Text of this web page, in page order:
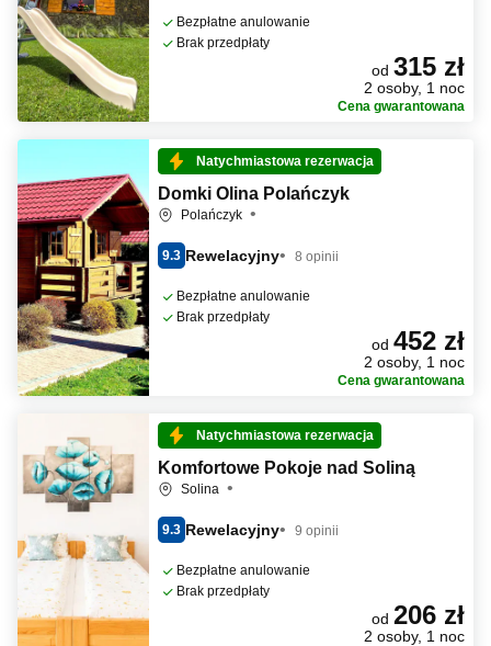
Bezpłatne anulowanie
Brak przedpłaty
od 315 zł
2 osoby, 1 noc
Cena gwarantowana
Natychmiastowa rezerwacja
Domki Olina Polańczyk
Polańczyk
9.3 Rewelacyjny 8 opinii
Bezpłatne anulowanie
Brak przedpłaty
od 452 zł
2 osoby, 1 noc
Cena gwarantowana
Natychmiastowa rezerwacja
Komfortowe Pokoje nad Soliną
Solina
9.3 Rewelacyjny 9 opinii
Bezpłatne anulowanie
Brak przedpłaty
od 206 zł
2 osoby, 1 noc